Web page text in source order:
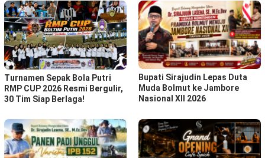
Turnamen Sepak Bola Putri
RMP CUP 2026 Resmi Bergulir,
30 Tim Siap Berlaga!
Bupati Sirajudin Lepas Duta
Muda Bolmut ke Jambore
Nasional XII 2026